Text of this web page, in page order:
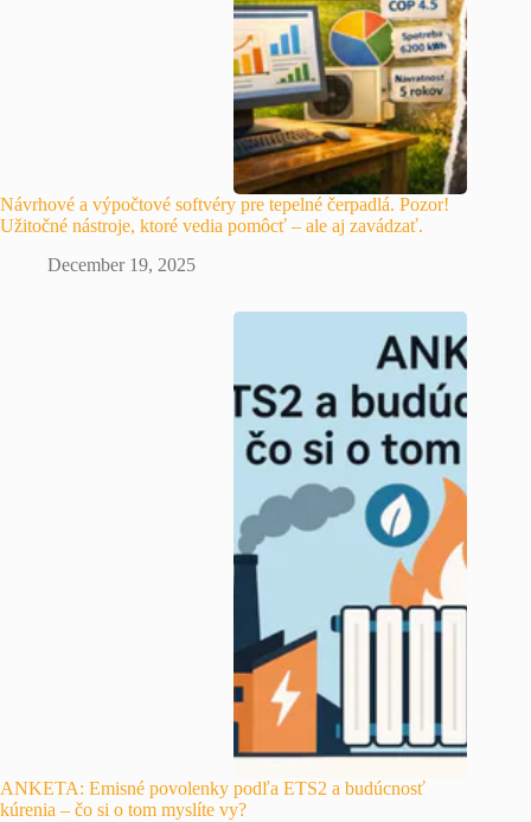
Návrhové a výpočtové softvéry pre tepelné čerpadlá. Pozor!
Užitočné nástroje, ktoré vedia pomôcť – ale aj zavádzať.
December 19, 2025
ANKETA: Emisné povolenky podľa ETS2 a budúcnosť
kúrenia – čo si o tom myslíte vy?